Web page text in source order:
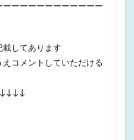
ーーーーーーーーーーー
載してあります
えコメントしていただける